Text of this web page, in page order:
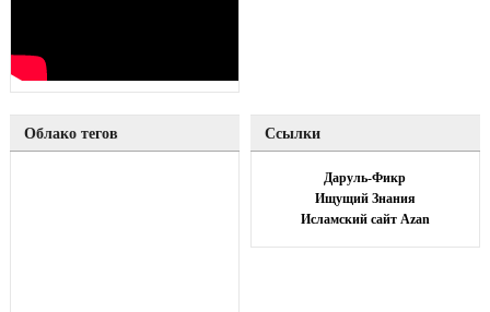
Облако тегов Ссылки
Даруль-Фикр
Ищущий Знания
Исламский сайт Azan